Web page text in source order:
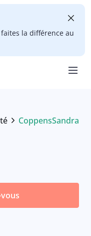
la différence au
Current:
CoppensSandra